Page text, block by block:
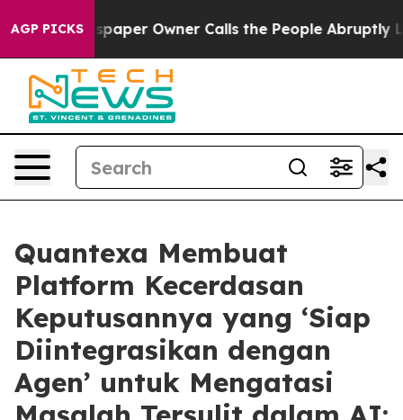
AGP PICKSOwner Calls the People Abruptly Laid off
Quantexa Membuat
Platform Kecerdasan
Keputusannya yang ‘Siap
Diintegrasikan dengan
Agen’ untuk Mengatasi